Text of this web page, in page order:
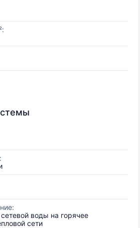
воды на горячее
сети